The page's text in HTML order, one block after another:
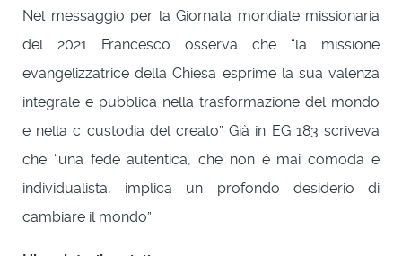
Nel messaggio per la Giornata mondiale missionaria
del 2021 Francesco osserva che “la missione
evangelizzatrice della Chiesa esprime la sua valenza
integrale e pubblica nella trasformazione del mondo
e nella c custodia del creato” Già in EG 183 scriveva
che “una fede autentica, che non è mai comoda e
individualista, implica un profondo desiderio di
cambiare il mondo”